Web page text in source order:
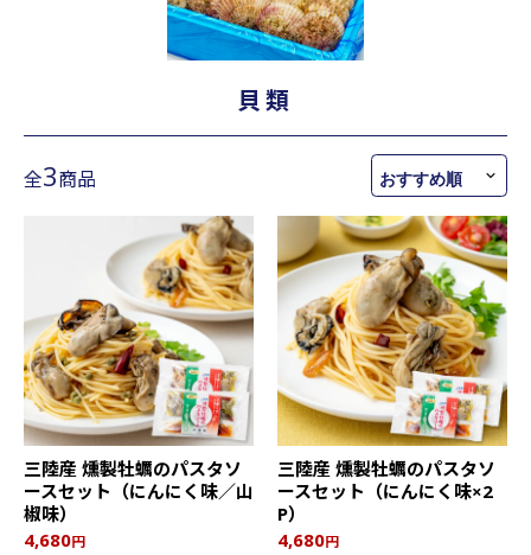
貝類
全3商品
三陸産 燻製牡蠣のパスタソ
ースセット（にんにく味／山
椒味）
4,680円
三陸産 燻製牡蠣のパスタソ
ースセット（にんにく味×2
P）
4,680円